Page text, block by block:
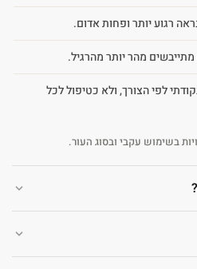
רגוע יותר ופחות אדום.
מתייבשים מהר יותר מהרגיל.
לפי הצורך, ולא כטיפול לכל
בשימוש עקבי ובסוג העור.